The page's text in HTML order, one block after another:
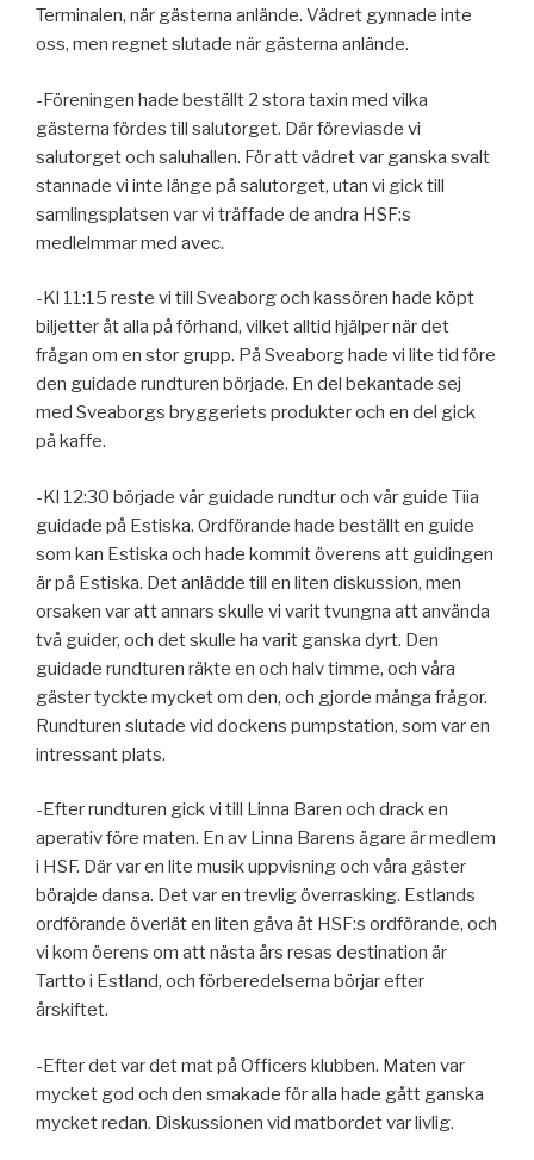
Terminalen, när gästerna anlände. Vädret gynnade inte
oss, men regnet slutade när gästerna anlände.
-Föreningen hade beställt 2 stora taxin med vilka
gästerna fördes till salutorget. Där föreviasde vi
salutorget och saluhallen. För att vädret var ganska svalt
stannade vi inte länge på salutorget, utan vi gick till
samlingsplatsen var vi träffade de andra HSF:s
medlelmmar med avec.
-Kl 11:15 reste vi till Sveaborg och kassören hade köpt
biljetter åt alla på förhand, vilket alltid hjälper när det
frågan om en stor grupp. På Sveaborg hade vi lite tid före
den guidade rundturen började. En del bekantade sej
med Sveaborgs bryggeriets produkter och en del gick
på kaffe.
-Kl 12:30 började vår guidade rundtur och vår guide Tiia
guidade på Estiska. Ordförande hade beställt en guide
som kan Estiska och hade kommit överens att guidingen
är på Estiska. Det anlädde till en liten diskussion, men
orsaken var att annars skulle vi varit tvungna att använda
två guider, och det skulle ha varit ganska dyrt. Den
guidade rundturen räkte en och halv timme, och våra
gäster tyckte mycket om den, och gjorde många frågor.
Rundturen slutade vid dockens pumpstation, som var en
intressant plats.
-Efter rundturen gick vi till Linna Baren och drack en
aperativ före maten. En av Linna Barens ägare är medlem
i HSF. Där var en lite musik uppvisning och våra gäster
börajde dansa. Det var en trevlig överrasking. Estlands
ordförande överlät en liten gåva åt HSF:s ordförande, och
vi kom öerens om att nästa års resas destination är
Tartto i Estland, och förberedelserna börjar efter
årskiftet.
-Efter det var det mat på Officers klubben. Maten var
mycket god och den smakade för alla hade gått ganska
mycket redan. Diskussionen vid matbordet var livlig.